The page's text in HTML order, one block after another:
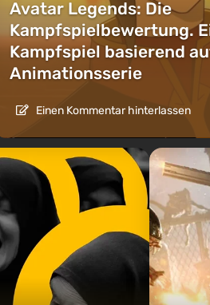
Avatar Legends: Die
Kampfspielbewertung.
Kampfspiel basierend
Animationsserie
Einen Kommentar hinterlassen